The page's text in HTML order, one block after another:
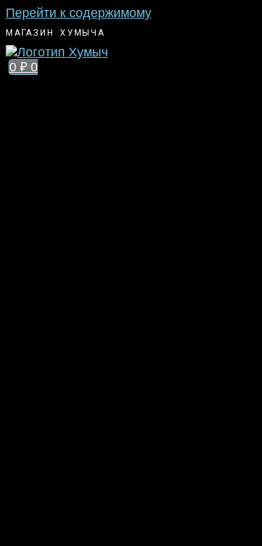
Перейти к содержимому
МАГАЗИН ХУМЫЧА
0 ₽ 0